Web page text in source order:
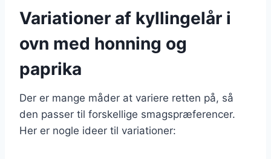
Variationer af kyllingelår i
ovn med honning og
paprika
Der er mange måder at variere retten på, så
den passer til forskellige smagspræferencer.
Her er nogle ideer til variationer: